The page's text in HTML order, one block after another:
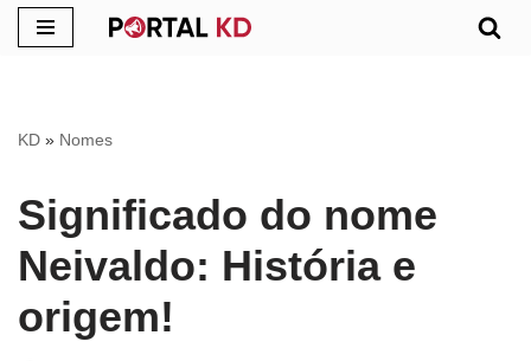
conteúdo
KD » Nomes
Significado do nome
Neivaldo: História e
origem!